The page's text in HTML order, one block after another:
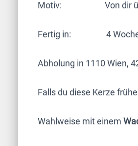
Motiv: Von dir
Fertig in: 4
Abholung in 1110 Wien,
Falls du diese Kerze
Wahlweise mit einem